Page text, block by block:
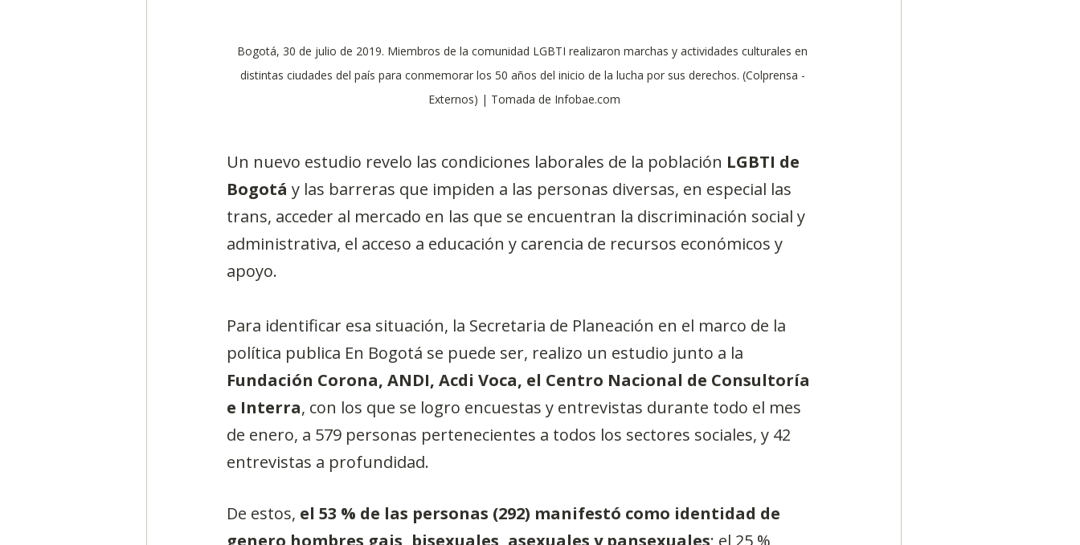
Bogotá, 30 de julio de 2019. Miembros de la comunidad LGBTI realizaron marchas y actividades culturales en
distintas ciudades del país para conmemorar los 50 años del inicio de la lucha por sus derechos. (Colprensa -
Externos) | Tomada de Infobae.com
Un nuevo estudio revelo las condiciones laborales de la población LGBTI de
Bogotá y las barreras que impiden a las personas diversas, en especial las
trans, acceder al mercado en las que se encuentran la discriminación social y
administrativa, el acceso a educación y carencia de recursos económicos y
apoyo.
Para identificar esa situación, la Secretaria de Planeación en el marco de la
política publica En Bogotá se puede ser, realizo un estudio junto a la
Fundación Corona, ANDI, Acdi Voca, el Centro Nacional de Consultoría
e Interra, con los que se logro encuestas y entrevistas durante todo el mes
de enero, a 579 personas pertenecientes a todos los sectores sociales, y 42
entrevistas a profundidad.
De estos, el 53 % de las personas (292) manifestó como identidad de
genero hombres gais, bisexuales, asexuales y pansexuales; el 25 %